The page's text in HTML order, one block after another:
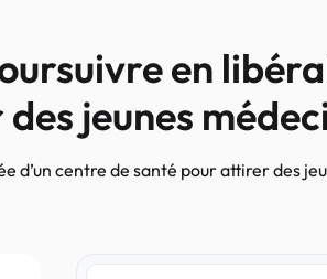
en
jeunes
d’un centre de santé pour attirer des